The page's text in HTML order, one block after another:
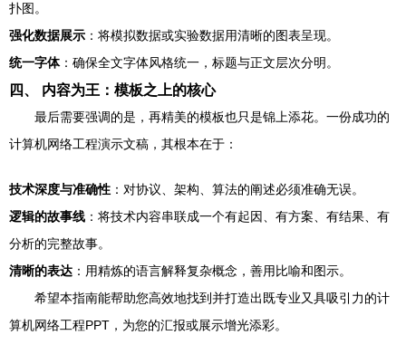
扑图。
强化数据展示 ：将模拟数据或实验数据用清晰的图表呈现。
统一字体：确保全文字体风格统一，标题与正文层次分明。
四、 内容为王：模板之上的核心
最后需要强调的是，再精美的模板也只是锦上添花。一份成功的
计算机网络工程演示文稿，其根本在于：
技术深度与准确性 ：对协议、架构、算法的阐述必须准确无误。
逻辑的故事线 ：将技术内容串联成一个有起因、有方案、有结果、有
分析的完整故事。
清晰的表达 ：用精炼的语言解释复杂概念，善用比喻和图示。
希望本指南能帮助您高效地找到并打造出既专业又具吸引力的计
算机网络工程PPT，为您的汇报或展示增光添彩。